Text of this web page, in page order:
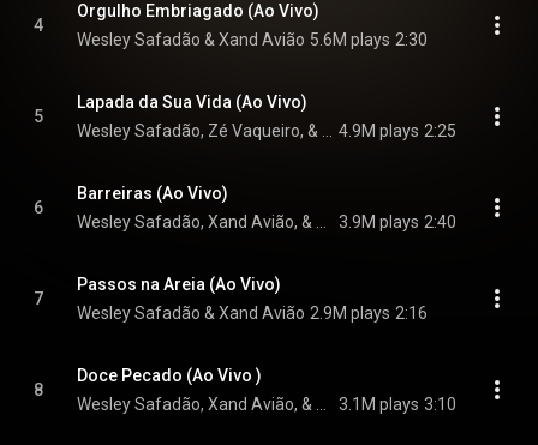
4
Orgulho Embriagado (Ao Vivo)
Wesley Safadão & Xand Avião 5.6M plays 2:30
5
Lapada da Sua Vida (Ao Vivo)
4.9M plays 2:25
6
Barreiras (Ao Vivo)
3.9M plays 2:40
7
Passos na Areia (Ao Vivo)
Wesley Safadão & Xand Avião 2.9M plays 2:16
8
Doce Pecado (Ao Vivo )
3.1M plays 3:10